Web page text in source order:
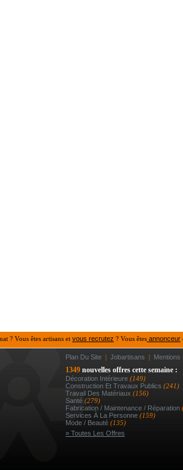
? Vous êtes artisans et vous recrutez ? Vous êtes annonceur
Plan Du Site | Jobartisans | Mentions
1349 nouvelles offres cette semaine :
Décoration Intérieure (149)
Construction Et Travaux Publics (241)
Travail Des Matériaux (156)
Santé (279)
Fabrication / Maintenance / Réparation
Services À La Personne (159)
Mode / Beauté (135)
» Toutes Les Offres